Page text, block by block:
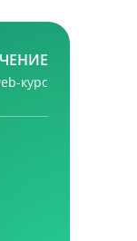
курс